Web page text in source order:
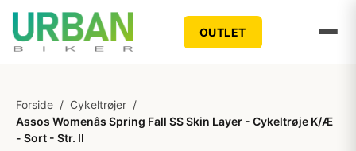
OUTLET
Forside / Cykeltrøjer /
Assos Womenâs Spring Fall SS Skin Layer - Cykeltrøje K/Æ
- Sort - Str. II